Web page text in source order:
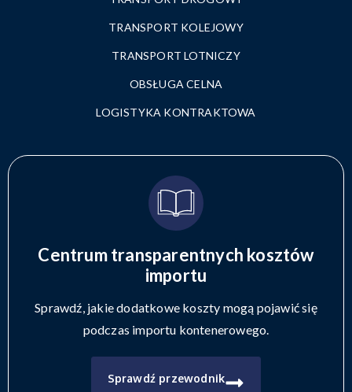
TRANSPORT KOLEJOWY
TRANSPORT LOTNICZY
OBSŁUGA CELNA
LOGISTYKA KONTRAKTOWA
Centrum transparentnych kosztów
importu
Sprawdź, jakie dodatkowe koszty mogą pojawić się
podczas importu kontenerowego.
Sprawdź przewodnik